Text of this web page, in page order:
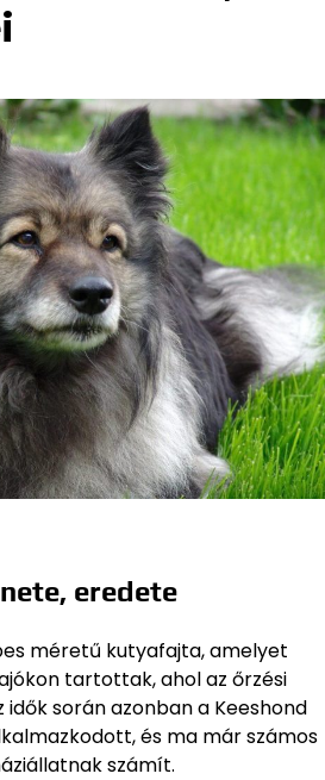
eredete
méretű kutyafajta, amelyet
tartottak, ahol az őrzési
során azonban a Keeshond
és ma már számos
számít.